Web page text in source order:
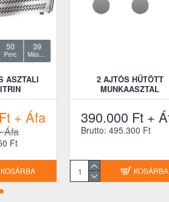
50
Perc
38
Másodperc
ASZTALI
+ Áfa
Áfa
Ft
KOSÁRBA
2 AJTÓS HŰTÖTT
MUNKAASZTAL
390.000 Ft +
Brutto: 495.300 Ft
KOSÁRBA
TEJ-
+ Áfa
Ft
KOSÁRBA
BRAS 2X10 LITERES
JÉGKÁSAGÉP
900.000 Ft +
Brutto: 1.143.000 Ft